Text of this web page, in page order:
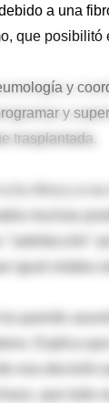
a una
que posibilitó
y
y
trasplantada.
igual estaba
querido
Explica
esa decisión
que todo